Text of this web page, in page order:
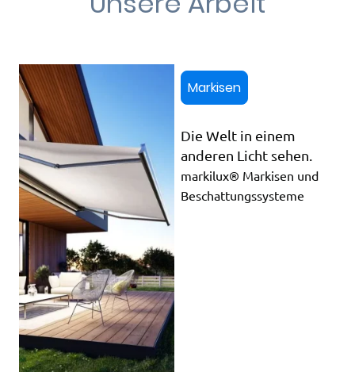
Markisen
Die Welt in einem
anderen Licht sehen.
markilux® Markisen und
Beschattungssysteme